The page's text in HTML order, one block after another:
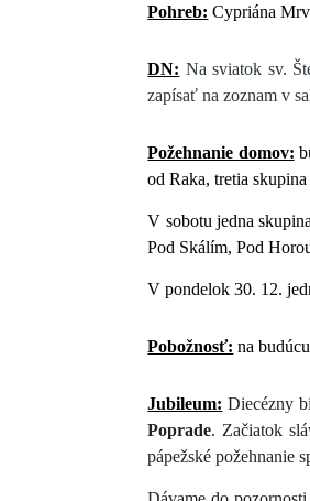
Pohreb: Cypriána
DN: Na sviatok sv.
zapísať na zoznam v
Požehnanie domov:
od Raka, tretia
V sobotu jedna
Pod Skálím, Pod
V pondelok 30. 12.
Pobožnosť: na
Jubileum: Diecézny
Poprade. Začiatok
pápežské požehnanie